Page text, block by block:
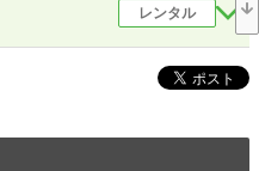
レンタル